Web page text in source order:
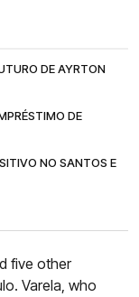
DE AYRTON
DE
NO SANTOS E
five other
Varela, who